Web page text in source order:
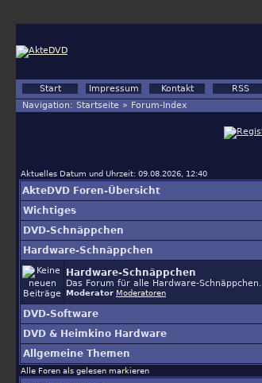
Start Impressum Kontakt RSS
Navigation: Startseite » Forum-Index
Aktuelles Datum und Uhrzeit: 09.08.2026, 12:40
AkteDVD Foren-Übersicht
Wichtiges
DVD-Schnäppchen
Hardware-Schnäppchen
Hardware-Schnäppchen
Das Forum für alle Hardware-Schnäppchen.
Moderator Moderatoren
DVD-Software
DVD & Heimkino Hardware
Allgemeine Themen
Alle Foren als gelesen markieren